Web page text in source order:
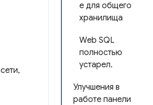
е для общего
хранилища
Web SQL
полностью
устарел.
Улучшения в
работе панели